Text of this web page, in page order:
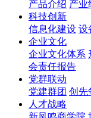
产品介绍 产业
科技创新
信息化建设 设
企业文化
企业文化体系
会责任报告
党群联动
党建群团 创先
人才战略